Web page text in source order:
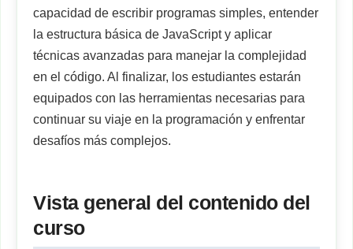
capacidad de escribir programas simples, entender
la estructura básica de JavaScript y aplicar
técnicas avanzadas para manejar la complejidad
en el código. Al finalizar, los estudiantes estarán
equipados con las herramientas necesarias para
continuar su viaje en la programación y enfrentar
desafíos más complejos.
Vista general del contenido del
curso